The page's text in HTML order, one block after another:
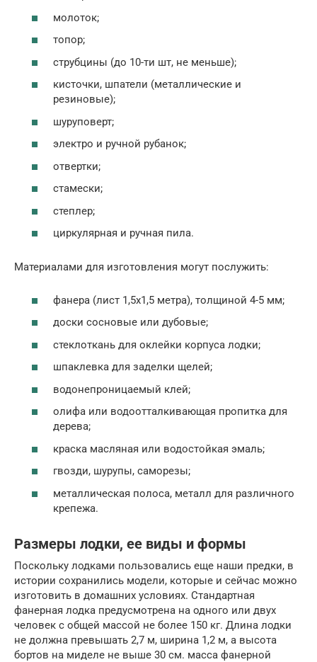
молоток;
топор;
струбцины (до 10-ти шт, не меньше);
кисточки, шпатели (металлические и
резиновые);
шуруповерт;
электро и ручной рубанок;
отвертки;
стамески;
степлер;
циркулярная и ручная пила.
Материалами для изготовления могут послужить:
фанера (лист 1,5х1,5 метра), толщиной 4-5 мм;
доски сосновые или дубовые;
стеклоткань для оклейки корпуса лодки;
шпаклевка для заделки щелей;
водонепроницаемый клей;
олифа или водоотталкивающая пропитка для
дерева;
краска масляная или водостойкая эмаль;
гвозди, шурупы, саморезы;
металлическая полоса, металл для различного
крепежа.
Размеры лодки, ее виды и формы
Поскольку лодками пользовались еще наши предки, в
истории сохранились модели, которые и сейчас можно
изготовить в домашних условиях. Стандартная
фанерная лодка предусмотрена на одного или двух
человек с общей массой не более 150 кг. Длина лодки
не должна превышать 2,7 м, ширина 1,2 м, а высота
бортов на миделе не выше 30 см. масса фанерной